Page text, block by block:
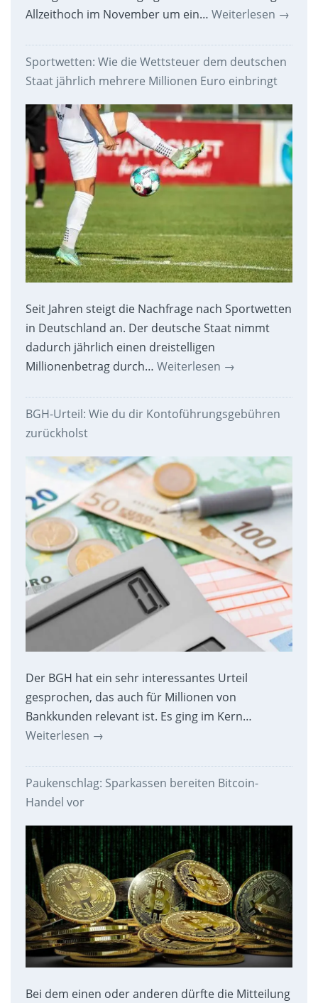
Allzeithoch im November um ein… Weiterlesen →
Sportwetten: Wie die Wettsteuer dem deutschen
Staat jährlich mehrere Millionen Euro einbringt
Seit Jahren steigt die Nachfrage nach Sportwetten
in Deutschland an. Der deutsche Staat nimmt
dadurch jährlich einen dreistelligen
Millionenbetrag durch… Weiterlesen →
BGH-Urteil: Wie du dir Kontoführungsgebühren
zurückholst
Der BGH hat ein sehr interessantes Urteil
gesprochen, das auch für Millionen von
Bankkunden relevant ist. Es ging im Kern…
Weiterlesen →
Paukenschlag: Sparkassen bereiten Bitcoin-
Handel vor
Bei dem einen oder anderen dürfte die Mitteilung